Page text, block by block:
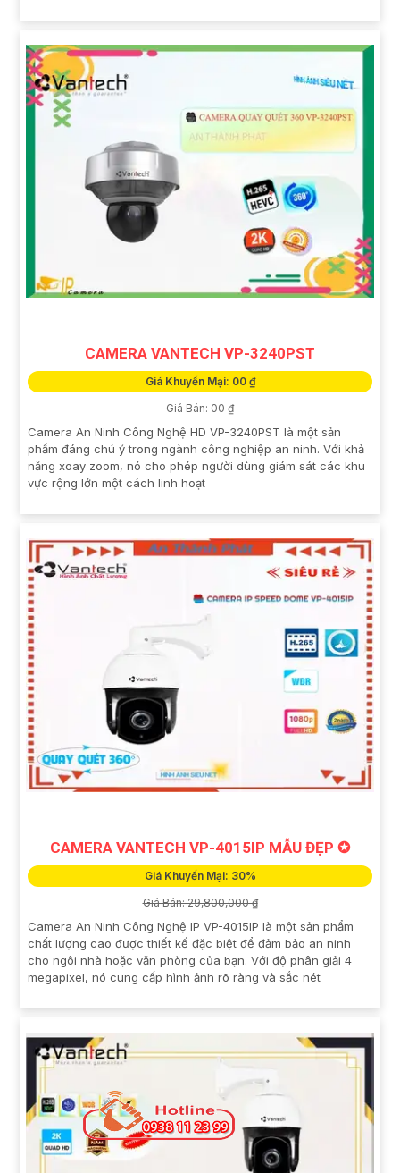
CAMERA VANTECH VP-3240PST
Giá Khuyến Mại: 00 ₫
Giá Bán: 00 ₫
Camera An Ninh Công Nghệ HD VP-3240PST là một sản
phẩm đáng chú ý trong ngành công nghiệp an ninh. Với khả
năng xoay zoom, nó cho phép người dùng giám sát các khu
vực rộng lớn một cách linh hoạt
CAMERA VANTECH VP-4015IP MẪU ĐẸP ✪
Giá Khuyến Mại: 30%
Giá Bán: 29,800,000 ₫
Camera An Ninh Công Nghệ IP VP-4015IP là một sản phẩm
chất lượng cao được thiết kế đặc biệt để đảm bảo an ninh
cho ngôi nhà hoặc văn phòng của bạn. Với độ phân giải 4
megapixel, nó cung cấp hình ảnh rõ ràng và sắc nét